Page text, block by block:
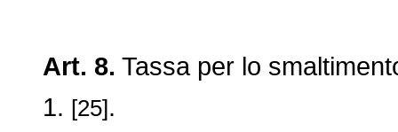
Art. 8. Tassa per lo
1. [25].